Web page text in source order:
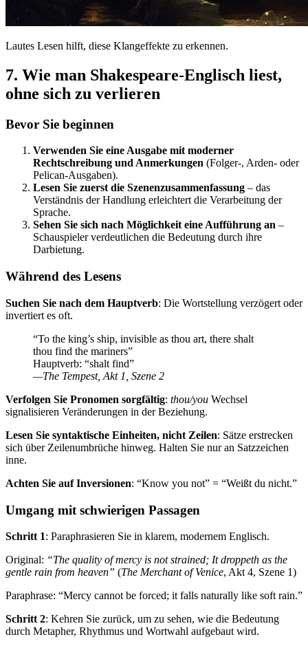
Lautes Lesen hilft, diese Klangeffekte zu erkennen.
7. Wie man Shakespeare-Englisch liest,
ohne sich zu verlieren
Bevor Sie beginnen
Verwenden Sie eine Ausgabe mit moderner
Rechtschreibung und Anmerkungen (Folger-, Arden- oder
Pelican-Ausgaben).
Lesen Sie zuerst die Szenenzusammenfassung – das
Verständnis der Handlung erleichtert die Verarbeitung der
Sprache.
Sehen Sie sich nach Möglichkeit eine Aufführung an –
Schauspieler verdeutlichen die Bedeutung durch ihre
Darbietung.
Während des Lesens
Suchen Sie nach dem Hauptverb: Die Wortstellung verzögert oder
invertiert es oft.
“To the king’s ship, invisible as thou art, there shalt
thou find the mariners”
Hauptverb: “shalt find”
—The Tempest, Akt 1, Szene 2
Verfolgen Sie Pronomen sorgfältig: thou/you Wechsel
signalisieren Veränderungen in der Beziehung.
Lesen Sie syntaktische Einheiten, nicht Zeilen: Sätze erstrecken
sich über Zeilenumbrüche hinweg. Halten Sie nur an Satzzeichen
inne.
Achten Sie auf Inversionen: “Know you not” = “Weißt du nicht.”
Umgang mit schwierigen Passagen
Schritt 1: Paraphrasieren Sie in klarem, modernem Englisch.
Original: “The quality of mercy is not strained; It droppeth as the
gentle rain from heaven” (The Merchant of Venice, Akt 4, Szene 1)
Paraphrase: “Mercy cannot be forced; it falls naturally like soft rain.”
Schritt 2: Kehren Sie zurück, um zu sehen, wie die Bedeutung
durch Metapher, Rhythmus und Wortwahl aufgebaut wird.